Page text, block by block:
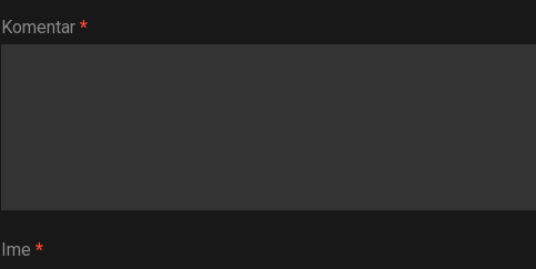
Komentar *
Ime *